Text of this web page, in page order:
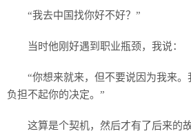
“我去中国找你好不好？”
当时他刚好遇到职业瓶颈，我说：
“你想来就来，但不要说因为我来
负担不起你的决定。”
这算是个契机，然后才有了后来的故